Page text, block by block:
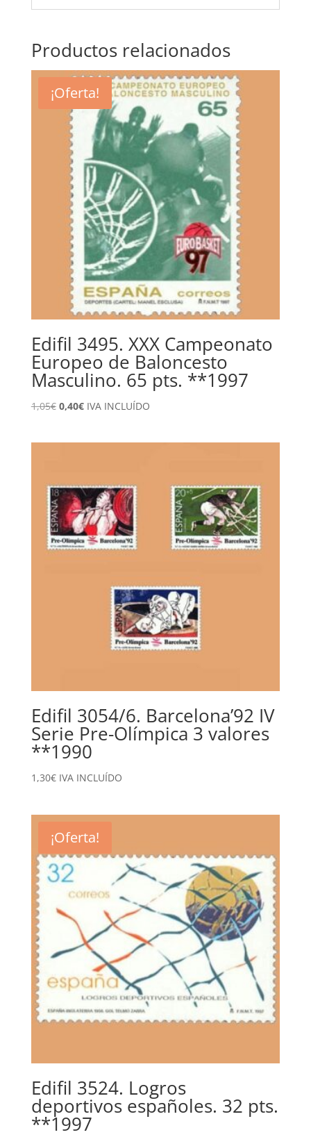
Productos relacionados
¡Oferta!
Edifil 3495. XXX Campeonato
Europeo de Baloncesto
Masculino. 65 pts. **1997
1,05€ El
0,40€ElIVA INCLUÍDO
Edifil 3054/6. Barcelona’92 IV
Serie Pre-Olímpica 3 valores
**1990
1,30€ IVA INCLUÍDO
¡Oferta!
Edifil 3524. Logros
deportivos españoles. 32 pts.
**1997